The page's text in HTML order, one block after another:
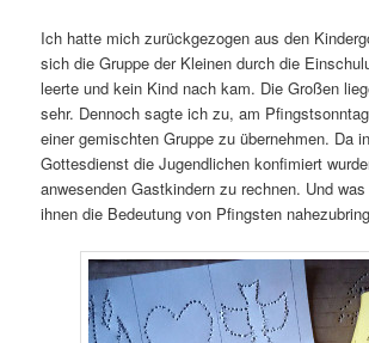
Ich hatte mich zurückgezogen aus den
sich die Gruppe der Kleinen durch die
leerte und kein Kind nach kam. Die Großen
sehr. Dennoch sagte ich zu, am Pfingstsonntag
einer gemischten Gruppe zu übernehmen. Da
Gottesdienst die Jugendlichen konfimiert
anwesenden Gastkindern zu rechnen. Und
ihnen die Bedeutung von Pfingsten